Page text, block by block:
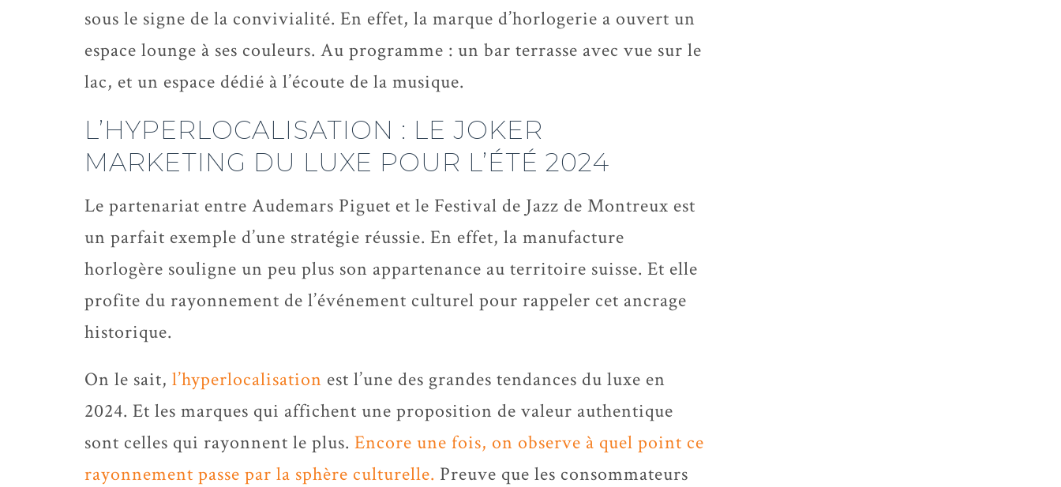
sous le signe de la convivialité. En effet, la marque d’horlogerie a ouvert un
espace lounge à ses couleurs. Au programme : un bar terrasse avec vue sur le
lac, et un espace dédié à l’écoute de la musique.
L’HYPERLOCALISATION : LE JOKER
MARKETING DU LUXE POUR L’ÉTÉ 2024
Le partenariat entre Audemars Piguet et le Festival de Jazz de Montreux est
un parfait exemple d’une stratégie réussie. En effet, la manufacture
horlogère souligne un peu plus son appartenance au territoire suisse. Et elle
profite du rayonnement de l’événement culturel pour rappeler cet ancrage
historique.
On le sait, l’hyperlocalisation est l’une des grandes tendances du luxe en
2024. Et les marques qui affichent une proposition de valeur authentique
sont celles qui rayonnent le plus. Encore une fois, on observe à quel point ce
rayonnement passe par la sphère culturelle. Preuve que les consommateurs